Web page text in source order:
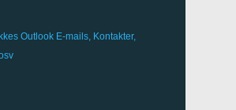
Outlook E-mails, Kontakter,